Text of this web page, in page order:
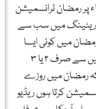
پر رمضان ٹرانسمیشن
ریٹینگ میں سب سے
میں کوئی ایسا
فرق روٹین نہیں ہوتا۲۴ گھنٹے میں سے صرف ۲ یا ۳
کہ رمضان میں روزے
کرتا ہوں ریڈیو